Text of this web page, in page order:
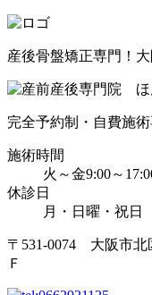
産後骨盤矯正専門！
完全予約制・自費施
施術時間
火～金9:00～
休診日
月・日曜・祝日
〒531-0074 大阪市北
Ｆ